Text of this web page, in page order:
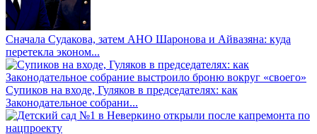
Сначала Судакова, затем АНО Шаронова и Айвазяна: куда
перетекла эконом...
Супиков на входе, Гуляков в председателях: как
Законодательное собрани...